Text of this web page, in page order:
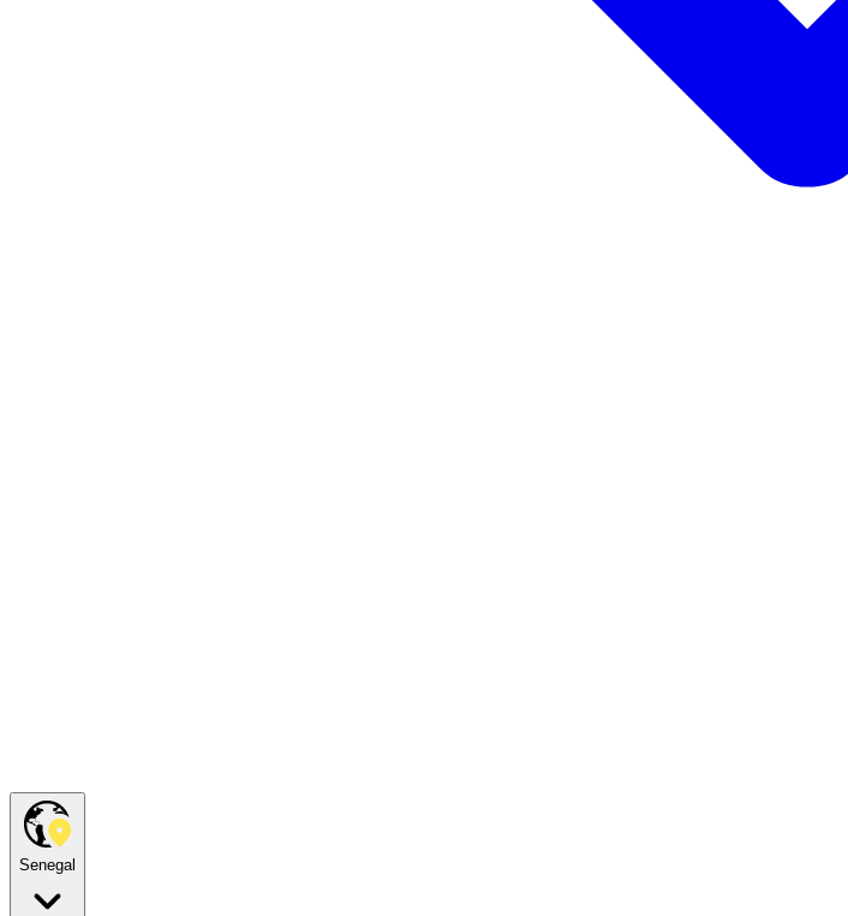
Senegal